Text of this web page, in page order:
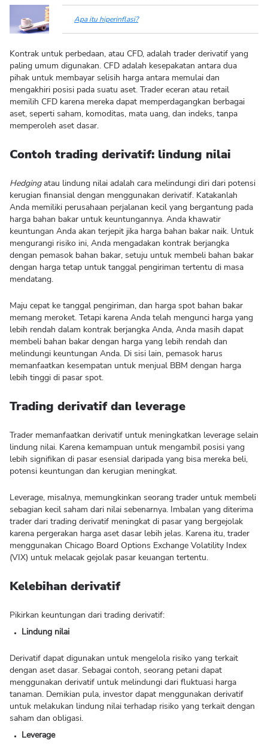
Apa itu hiperinflasi?
Kontrak untuk perbedaan, atau CFD, adalah trader derivatif yang
paling umum digunakan. CFD adalah kesepakatan antara dua
pihak untuk membayar selisih harga antara memulai dan
mengakhiri posisi pada suatu aset. Trader eceran atau retail
memilih CFD karena mereka dapat memperdagangkan berbagai
aset, seperti saham, komoditas, mata uang, dan indeks, tanpa
memperoleh aset dasar.
Contoh trading derivatif: lindung nilai
Hedgingatau lindung nilai adalah cara melindungi diri dari potensi
kerugian finansial dengan menggunakan derivatif. Katakanlah
Anda memiliki perusahaan perjalanan kecil yang bergantung pada
harga bahan bakar untuk keuntungannya. Anda khawatir
keuntungan Anda akan terjepit jika harga bahan bakar naik. Untuk
mengurangi risiko ini, Anda mengadakan kontrak berjangka
dengan pemasok bahan bakar, setuju untuk membeli bahan bakar
dengan harga tetap untuk tanggal pengiriman tertentu di masa
mendatang.
Maju cepat ke tanggal pengiriman, dan harga spot bahan bakar
memang meroket. Tetapi karena Anda telah mengunci harga yang
lebih rendah dalam kontrak berjangka Anda, Anda masih dapat
membeli bahan bakar dengan harga yang lebih rendah dan
melindungi keuntungan Anda. Di sisi lain, pemasok harus
memanfaatkan kesempatan untuk menjual BBM dengan harga
lebih tinggi di pasar spot.
Trading derivatif dan leverage
Trader memanfaatkan derivatif untuk meningkatkan leverage selain
lindung nilai. Karena kemampuan untuk mengambil posisi yang
lebih signifikan di pasar esensial daripada yang bisa mereka beli,
potensi keuntungan dan kerugian meningkat.
Leverage, misalnya, memungkinkan seorang trader untuk membeli
sebagian kecil saham dari nilai sebenarnya. Imbalan yang diterima
trader dari trading derivatif meningkat di pasar yang bergejolak
karena pergerakan harga aset dasar lebih jelas. Karena itu, trader
menggunakan Chicago Board Options Exchange Volatility Index
(VIX) untuk melacak gejolak pasar keuangan tertentu.
Kelebihan derivatif
Pikirkan keuntungan dari trading derivatif:
Lindung nilai
Derivatif dapat digunakan untuk mengelola risiko yang terkait
dengan aset dasar. Sebagai contoh, seorang petani dapat
menggunakan derivatif untuk melindungi dari fluktuasi harga
tanaman. Demikian pula, investor dapat menggunakan derivatif
untuk melakukan lindung nilai terhadap risiko yang terkait dengan
saham dan obligasi.
Leverage